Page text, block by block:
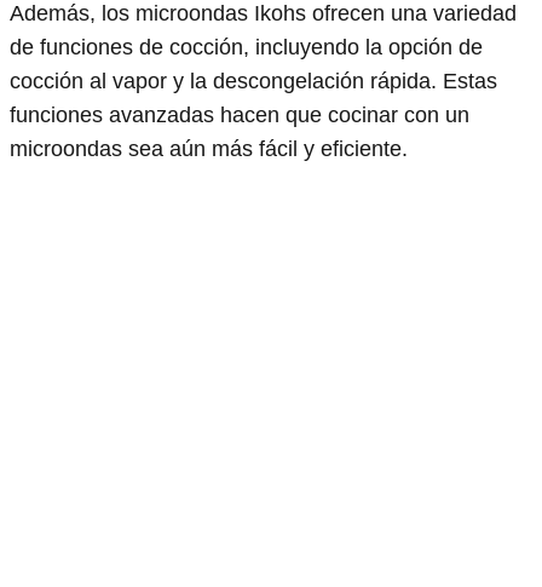
Además, los microondas Ikohs ofrecen una variedad
de funciones de cocción, incluyendo la opción de
cocción al vapor y la descongelación rápida. Estas
funciones avanzadas hacen que cocinar con un
microondas sea aún más fácil y eficiente.